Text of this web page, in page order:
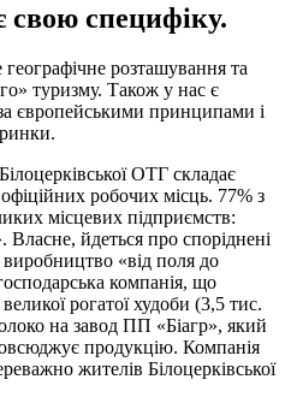
специфіку.
розташування та
туризму. Також у нас є
європейськими принципами і
ОТГ складає
робочих місць. 77% з
місцевих підприємств:
йдеться про споріднені
«від поля до
компанія, що
рогатої худоби (3,5 тис.
на завод ПП «Біагр», який
продукцію. Компанія
жителів Білоцерківської